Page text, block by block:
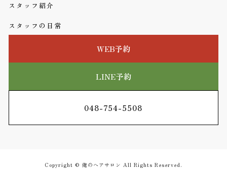
スタッフ紹介
スタッフの日常
WEB予約
LINE予約
048-754-5508
Copyright © 俺のヘアサロン All Rights Reserved.